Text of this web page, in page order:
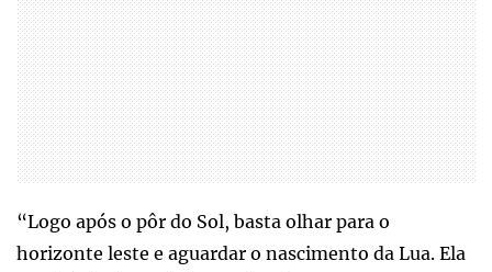
“Logo após o pôr do Sol, basta olhar para o
horizonte leste e aguardar o nascimento da Lua. Ela